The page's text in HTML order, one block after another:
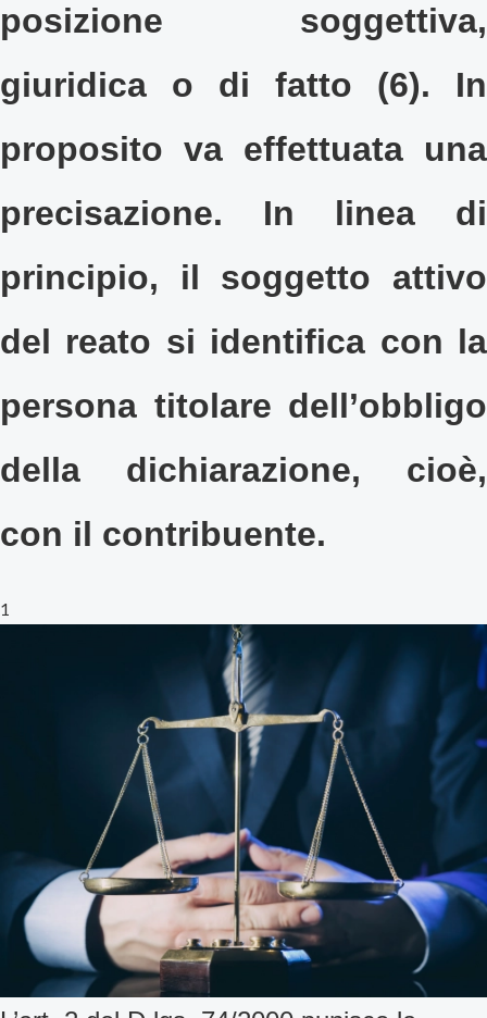
posizione soggettiva,
giuridica o di fatto (6). In
proposito va effettuata una
precisazione. In linea di
principio, il soggetto attivo
del reato si identifica con la
persona titolare dell’obbligo
della dichiarazione, cioè,
con il contribuente.
1